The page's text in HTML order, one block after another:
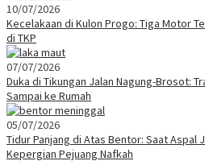
10/07/2026
Kecelakaan di Kulon Progo: Tiga Motor
di TKP
07/07/2026
Duka di Tikungan Jalan Nagung-Brosot:
Sampai ke Rumah
05/07/2026
Tidur Panjang di Atas Bentor: Saat Aspal
Kepergian Pejuang Nafkah